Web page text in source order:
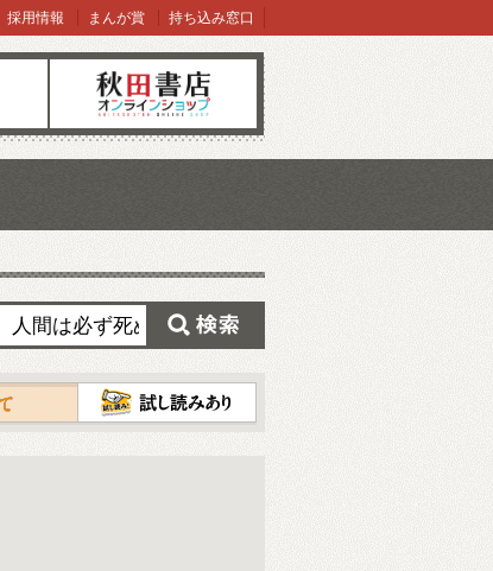
オンラインショップ
採用情報 まんが賞 持ち込み窓口